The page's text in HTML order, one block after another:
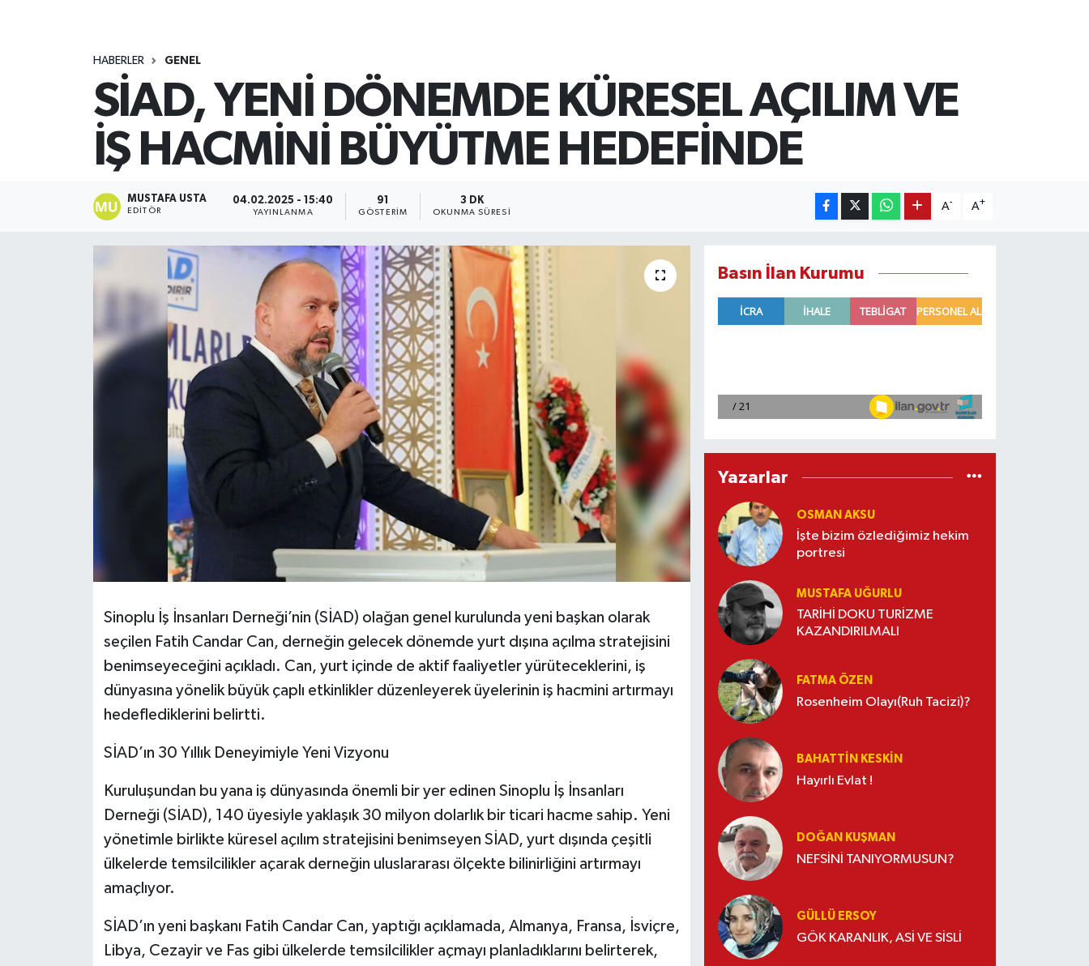
HABERLER GENEL
SİAD, YENİ DÖNEMDE KÜRESEL AÇILIM VE
İŞ HACMİNİ BÜYÜTME HEDEFİNDE
MUSTAFA USTA
EDITÖR
04.02.2025 - 15:40
YAYINLANMA
91
GÖSTERIM
3 DK
OKUNMA SÜRESI
A- A+
Sinoplu İş İnsanları Derneği’nin (SİAD) olağan genel kurulunda yeni başkan olarak
seçilen Fatih Candar Can, derneğin gelecek dönemde yurt dışına açılma stratejisini
benimseyeceğini açıkladı. Can, yurt içinde de aktif faaliyetler yürüteceklerini, iş
dünyasına yönelik büyük çaplı etkinlikler düzenleyerek üyelerinin iş hacmini artırmayı
hedeflediklerini belirtti.
SİAD’ın 30 Yıllık Deneyimiyle Yeni Vizyonu
Kuruluşundan bu yana iş dünyasında önemli bir yer edinen Sinoplu İş İnsanları
Derneği (SİAD), 140 üyesiyle yaklaşık 30 milyon dolarlık bir ticari hacme sahip. Yeni
yönetimle birlikte küresel açılım stratejisini benimseyen SİAD, yurt dışında çeşitli
ülkelerde temsilcilikler açarak derneğin uluslararası ölçekte bilinirliğini artırmayı
amaçlıyor.
SİAD’ın yeni başkanı Fatih Candar Can, yaptığı açıklamada, Almanya, Fransa, İsviçre,
Libya, Cezayir ve Fas gibi ülkelerde temsilcilikler açmayı planladıklarını belirterek,
Basın İlan Kurumu
Yazarlar
OSMAN AKSU
İşte bizim özlediğimiz hekim
portresi
MUSTAFA UĞURLU
TARİHİ DOKU TURİZME
KAZANDIRILMALI
FATMA ÖZEN
Rosenheim Olayı(Ruh Tacizi)?
BAHATTIN KESKİN
Hayırlı Evlat !
DOĞAN KUŞMAN
NEFSİNİ TANIYORMUSUN?
GÜLLÜ ERSOY
GÖK KARANLIK, ASİ VE SİSLİ